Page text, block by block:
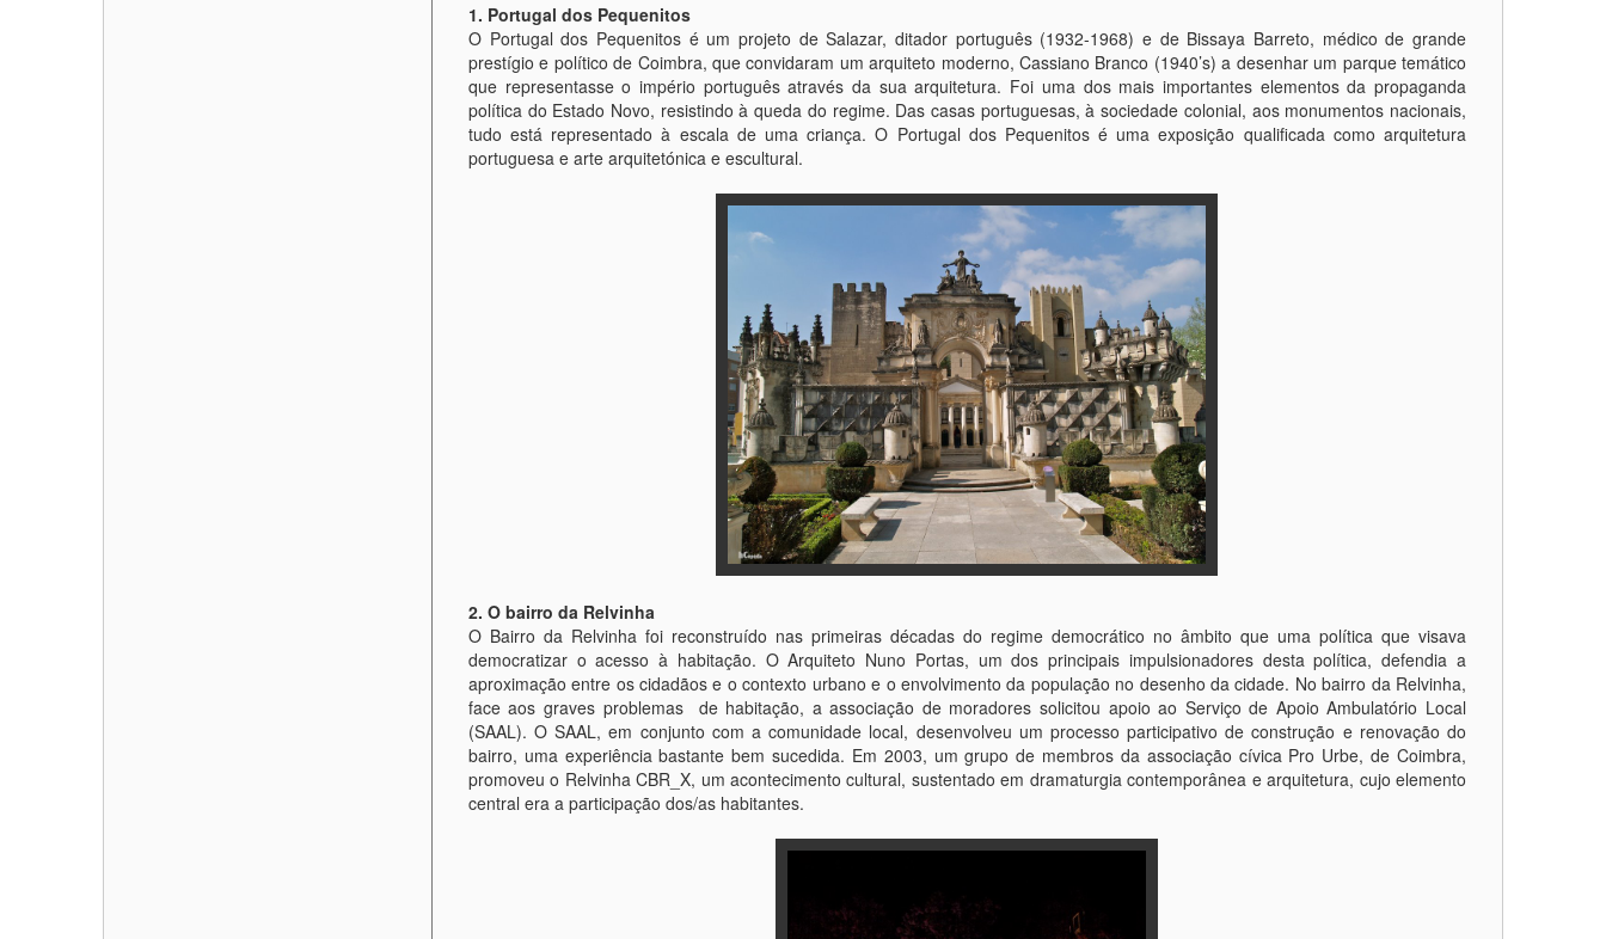
1. Portugal dos Pequenitos
O Portugal dos Pequenitos é um projeto de Salazar, ditador português (1932-1968) e de Bissaya Barreto, médico de grande
prestígio e político de Coimbra, que convidaram um arquiteto moderno, Cassiano Branco (1940’s) a desenhar um parque temático
que representasse o império português através da sua arquitetura. Foi uma dos mais importantes elementos da propaganda
política do Estado Novo, resistindo à queda do regime. Das casas portuguesas, à sociedade colonial, aos monumentos nacionais,
tudo está representado à escala de uma criança. O Portugal dos Pequenitos é uma exposição qualificada como arquitetura
portuguesa e arte arquitetónica e escultural.
2. O bairro da Relvinha
O Bairro da Relvinha foi reconstruído nas primeiras décadas do regime democrático no âmbito que uma política que visava
democratizar o acesso à habitação. O Arquiteto Nuno Portas, um dos principais impulsionadores desta política, defendia a
aproximação entre os cidadãos e o contexto urbano e o envolvimento da população no desenho da cidade. No bairro da Relvinha,
face aos graves problemas de habitação, a associação de moradores solicitou apoio ao Serviço de Apoio Ambulatório Local
(SAAL). O SAAL, em conjunto com a comunidade local, desenvolveu um processo participativo de construção e renovação do
bairro, uma experiência bastante bem sucedida. Em 2003, um grupo de membros da associação cívica Pro Urbe, de Coimbra,
promoveu o Relvinha CBR_X, um acontecimento cultural, sustentado em dramaturgia contemporânea e arquitetura, cujo elemento
central era a participação dos/as habitantes.